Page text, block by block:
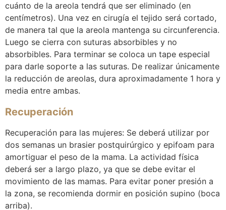
cuánto de la areola tendrá que ser eliminado (en
centímetros). Una vez en cirugía el tejido será cortado,
de manera tal que la areola mantenga su circunferencia.
Luego se cierra con suturas absorbibles y no
absorbibles. Para terminar se coloca un tape especial
para darle soporte a las suturas. De realizar únicamente
la reducción de areolas, dura aproximadamente 1 hora y
media entre ambas.
Recuperación
Recuperación para las mujeres: Se deberá utilizar por
dos semanas un brasier postquirúrgico y epifoam para
amortiguar el peso de la mama. La actividad física
deberá ser a largo plazo, ya que se debe evitar el
movimiento de las mamas. Para evitar poner presión a
la zona, se recomienda dormir en posición supino (boca
arriba).